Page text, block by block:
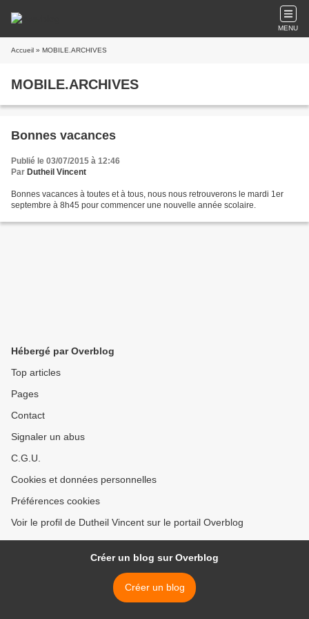
MENU
Accueil » MOBILE.ARCHIVES
MOBILE.ARCHIVES
Bonnes vacances
Publié le 03/07/2015 à 12:46
Par Dutheil Vincent
Bonnes vacances à toutes et à tous, nous nous retrouverons le mardi 1er
septembre à 8h45 pour commencer une nouvelle année scolaire.
Hébergé par Overblog
Top articles
Pages
Contact
Signaler un abus
C.G.U.
Cookies et données personnelles
Préférences cookies
Voir le profil de Dutheil Vincent sur le portail Overblog
Créer un blog sur Overblog
Créer un blog